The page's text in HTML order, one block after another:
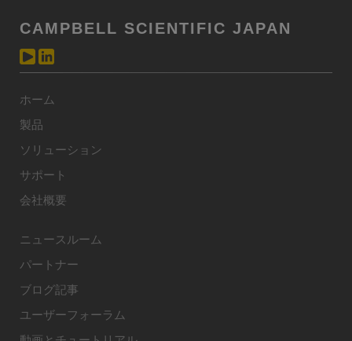
CAMPBELL SCIENTIFIC JAPAN
ホーム
製品
ソリューション
サポート
会社概要
ニュースルーム
パートナー
ブログ記事
ユーザーフォーラム